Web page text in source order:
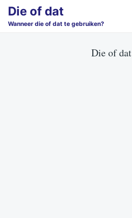
SkipSearch
for:
Die of dat
Wanneer die of dat te gebruiken?
Die of dat